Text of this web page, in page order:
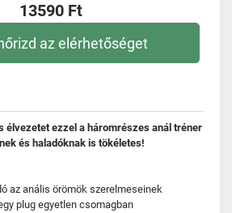
13590 Ft
az elérhetőséget
élvezetet ezzel a háromrészes anál tréner
és haladóknak is tökéletes!
az anális örömök szerelmeseinek
plug egyetlen csomagban